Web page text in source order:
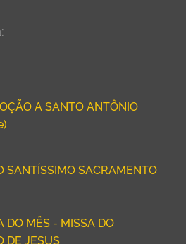
A SANTO ANTÔNIO
SANTÍSSIMO SACRAMENTO
DO MÊS - MISSA DO
DE JESUS